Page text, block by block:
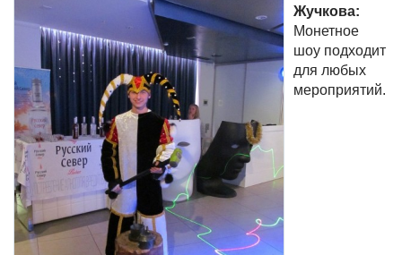
Жучкова:
Монетное
шоу подходит
для любых
мероприятий.